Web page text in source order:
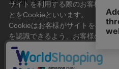
お問い合わせ
会社概要
利用規約 特定商
サイトを利用する際のお客様情報
とをCookieといいます。
Cookieはお客様がサイトを再訪問
を認識できるよう、お客様のデバ
れます。
なお、Cookieに保存されている